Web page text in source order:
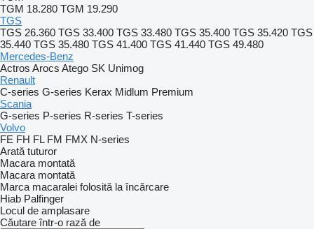
TGM 18.280 TGM 19.290
TGS
TGS 26.360 TGS 33.400 TGS 33.480 TGS 35.400 TGS 35.420 TGS
35.440 TGS 35.480 TGS 41.400 TGS 41.440 TGS 49.480
Mercedes-Benz
Actros Arocs Atego SK Unimog
Renault
C-series G-series Kerax Midlum Premium
Scania
G-series P-series R-series T-series
Volvo
FE FH FL FM FMX N-series
Arată tuturor
Macara montată
Macara montată
Marca macaralei folosită la încărcare
Hiab Palfinger
Locul de amplasare
Căutare într-o rază de